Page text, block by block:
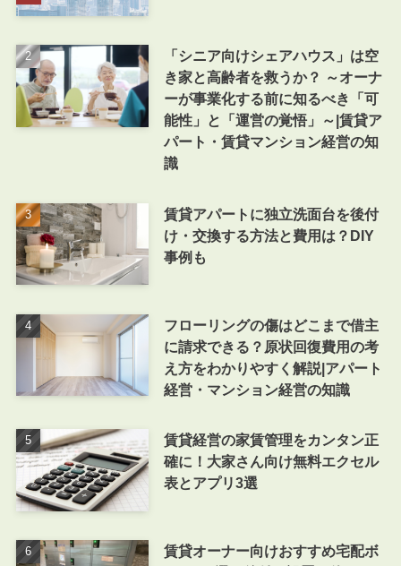
「シニア向けシェアハウス」は空
き家と高齢者を救うか？ ～オーナ
ーが事業化する前に知るべき「可
能性」と「運営の覚悟」～|賃貸ア
パート・賃貸マンション経営の知
識
賃貸アパートに独立洗面台を後付
け・交換する方法と費用は？DIY
事例も
フローリングの傷はどこまで借主
に請求できる？原状回復費用の考
え方をわかりやすく解説|アパート
経営・マンション経営の知識
賃貸経営の家賃管理をカンタン正
確に！大家さん向け無料エクセル
表とアプリ3選
賃貸オーナー向けおすすめ宅配ボ